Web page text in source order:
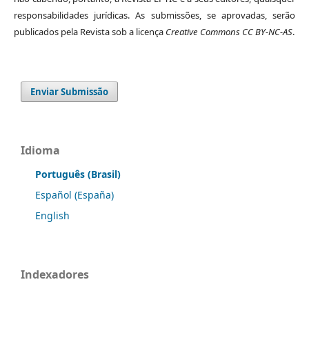
responsabilidades jurídicas. As submissões, se aprovadas, serão
publicados pela Revista sob a licença Creative Commons CC BY-NC-AS.
Enviar Submissão
Idioma
Português (Brasil)
Español (España)
English
Indexadores